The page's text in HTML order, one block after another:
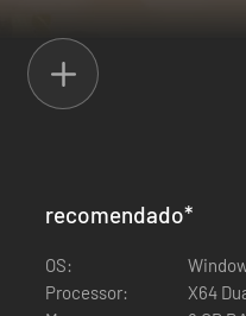
recomendado*
OS:
Processor:
X64